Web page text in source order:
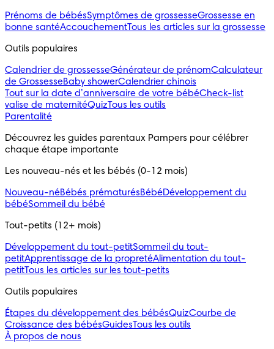
Prénoms de bébésSymptômes de grossesseGrossesse en
bonne santéAccouchementTous les articles sur la grossesse
Outils populaires
Calendrier de grossesseGénérateur de prénomCalculateur
de GrossesseBaby showerCalendrier chinois
Tout sur la date d’anniversaire de votre bébéCheck-list
valise de maternitéQuizTous les outils
Parentalité
Découvrez les guides parentaux Pampers pour célébrer
chaque étape importante
Les nouveau-nés et les bébés (0-12 mois)
Nouveau-néBébés prématurésBébéDéveloppement du
bébéSommeil du bébé
Tout-petits (12+ mois)
Développement du tout-petitSommeil du tout-
petitApprentissage de la propretéAlimentation du tout-
petitTous les articles sur les tout-petits
Outils populaires
Étapes du développement des bébésQuizCourbe de
Croissance des bébésGuidesTous les outils
À propos de nous